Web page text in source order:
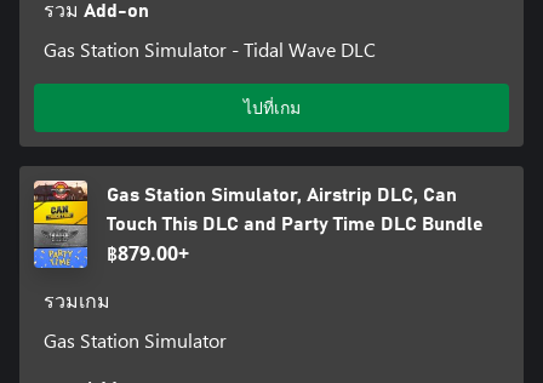
รวม Add-on
Gas Station Simulator - Tidal Wave DLC
ไปที่เกม
Gas Station Simulator, Airstrip DLC, Can
Touch This DLC and Party Time DLC Bundle
฿879.00+
รวมเกม
Gas Station Simulator